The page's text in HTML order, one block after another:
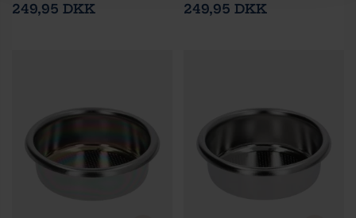
249,95 DKK 249,95 DKK